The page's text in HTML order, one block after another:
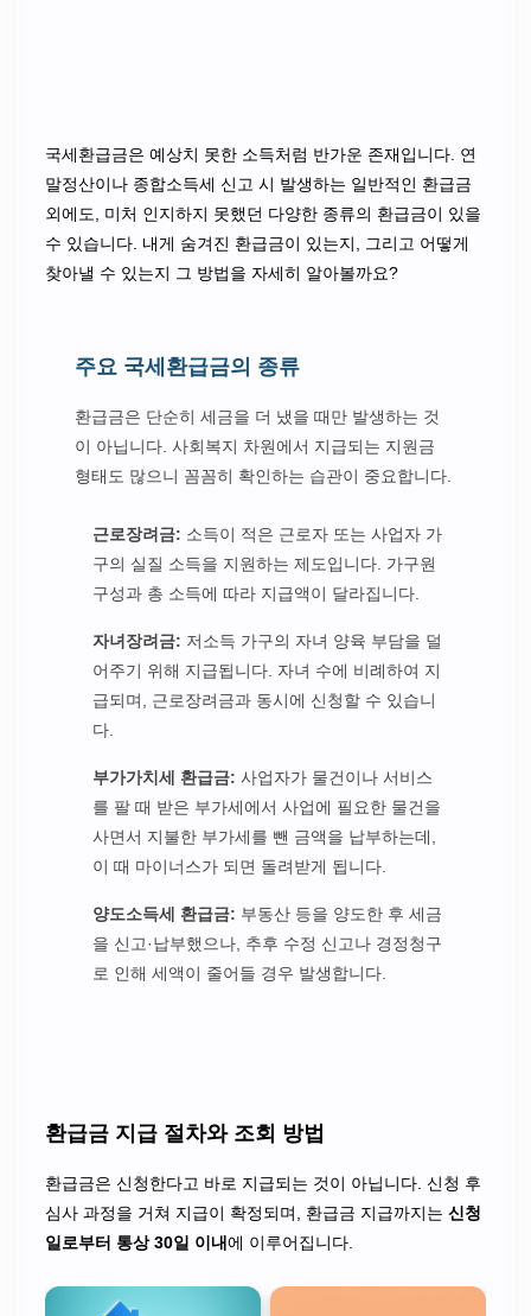
국세환급금은 예상치 못한 소득처럼 반가운 존재입니다. 연
말정산이나 종합소득세 신고 시 발생하는 일반적인 환급금
외에도, 미처 인지하지 못했던 다양한 종류의 환급금이 있을
수 있습니다. 내게 숨겨진 환급금이 있는지, 그리고 어떻게
찾아낼 수 있는지 그 방법을 자세히 알아볼까요?
주요 국세환급금의 종류
환급금은 단순히 세금을 더 냈을 때만 발생하는 것
이 아닙니다. 사회복지 차원에서 지급되는 지원금
형태도 많으니 꼼꼼히 확인하는 습관이 중요합니다.
근로장려금: 소득이 적은 근로자 또는 사업자 가
구의 실질 소득을 지원하는 제도입니다. 가구원
구성과 총 소득에 따라 지급액이 달라집니다.
자녀장려금: 저소득 가구의 자녀 양육 부담을 덜
어주기 위해 지급됩니다. 자녀 수에 비례하여 지
급되며, 근로장려금과 동시에 신청할 수 있습니
다.
부가가치세 환급금: 사업자가 물건이나 서비스
를 팔 때 받은 부가세에서 사업에 필요한 물건을
사면서 지불한 부가세를 뺀 금액을 납부하는데,
이 때 마이너스가 되면 돌려받게 됩니다.
양도소득세 환급금: 부동산 등을 양도한 후 세금
을 신고·납부했으나, 추후 수정 신고나 경정청구
로 인해 세액이 줄어들 경우 발생합니다.
환급금 지급 절차와 조회 방법
환급금은 신청한다고 바로 지급되는 것이 아닙니다. 신청 후
심사 과정을 거쳐 지급이 확정되며, 환급금 지급까지는신청
일로부터 통상 30일 이내에 이루어집니다.